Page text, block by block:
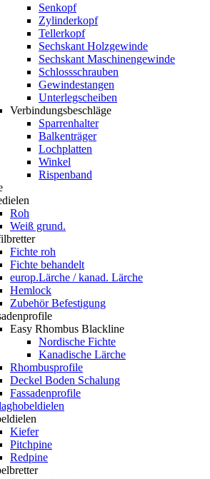
Senkopf
Zylinderkopf
Tellerkopf
Sechskant Holzgewinde
Sechskant Maschinengewinde
Schlossschrauben
Gewindestangen
Unterlegscheiben
Verbindungsbeschläge
Sparrenhalter
Balkenträger
Lochplatten
Winkel
Rispenband
Roh
Weiß grund.
Fichte roh
Fichte behandelt
europ.Lärche / kanad. Lärche
Hemlock
Zubehör Befestigung
Easy Rhombus Blackline
Nordische Fichte
Kanadische Lärche
Rhombusprofile
Deckel Boden Schalung
Fassadenprofile
Kiefer
Pitchpine
Redpine